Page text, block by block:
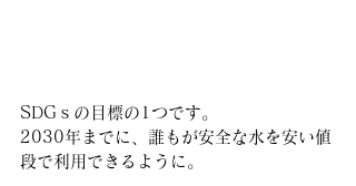
SDGｓの目標の1つです。
2030年までに、誰もが安全な水を安い値
段で利用できるように。